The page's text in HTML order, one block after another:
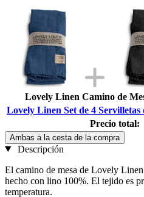
Lovely Linen Camino de
Lovely Linen Set de 4
Precio total:
Ambas a la cesta de la compra
Descripción
El camino de mesa de Lovely
hecho con lino 100%. El tejido es
temperatura.